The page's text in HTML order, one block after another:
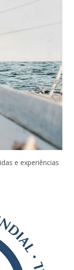
e experiências